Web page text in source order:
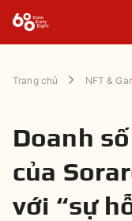
Trang chủ NFT &
Doanh
của
với “sự